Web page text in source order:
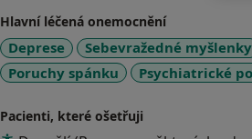
Hlavní léčená onemocnění
Deprese Sebevražedné myšlenky
Poruchy spánku
Psychiatrické
Pacienti, které ošetřuji